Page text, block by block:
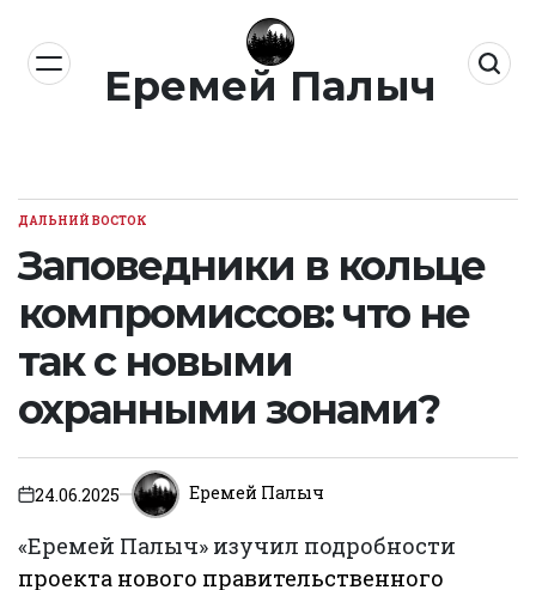
содержимомуЕремей Палыч
ОПУБЛИКОВАНО
ДАЛЬНИЙ ВОСТОК
Заповедники в кольце
компромиссов: что не
так с новыми
охранными зонами?
on24.06.2025 Еремей Палыч
«Еремей Палыч» изучил подробности
проекта нового правительственного